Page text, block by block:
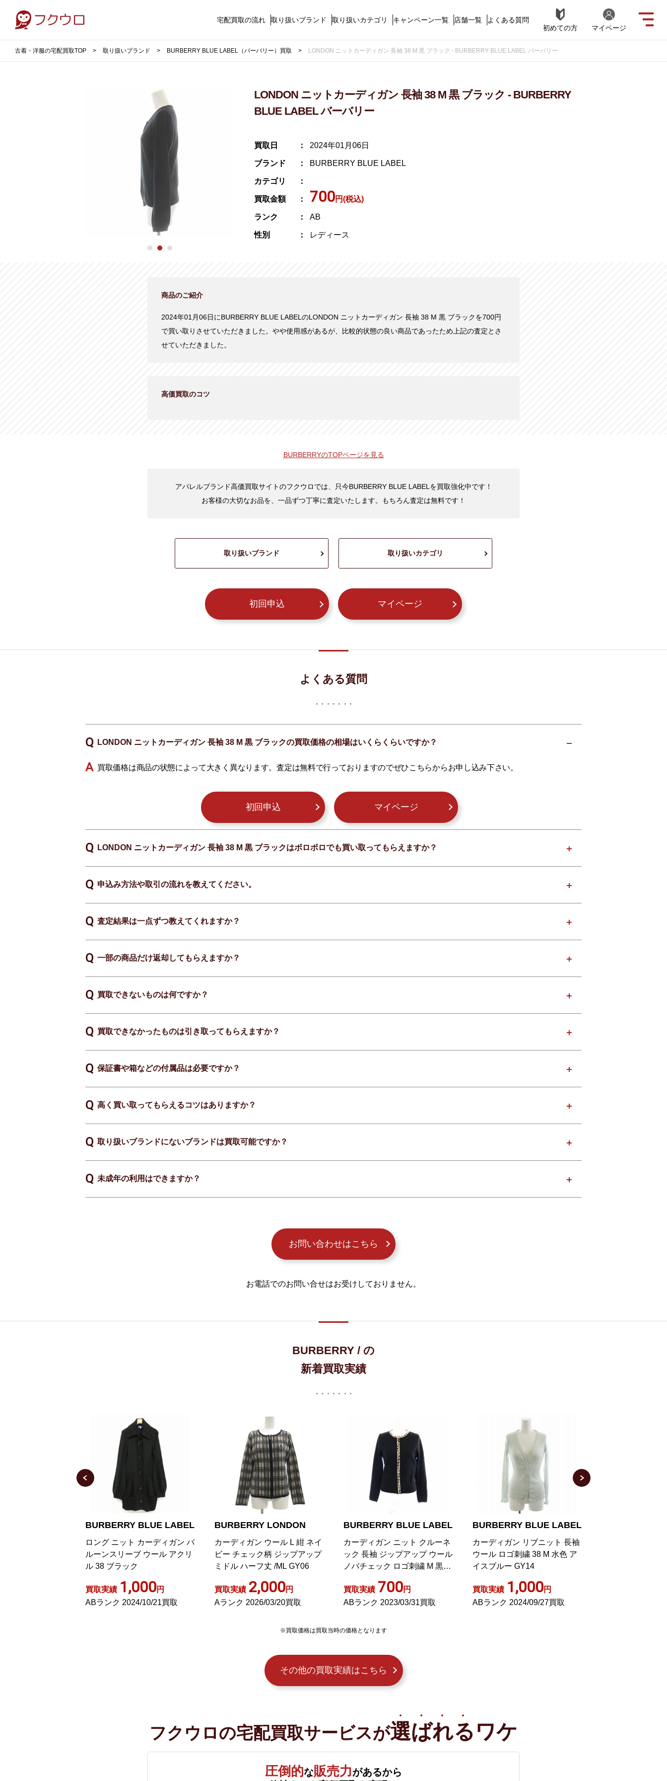
宅配買取の流れ 取り扱いブランド 取り扱いカテゴリ キャンペーン一覧 店舗一覧
よくある質問
初めての方
マイページ
古着・洋服の宅配買取TOP 取り扱いブランド BURBERRY BLUE LABEL（バーバリー）買取 LONDON ニットカーディガン 長袖 38 M 黒 ブラック - BURBERRY BLUE LABEL バーバリー
LONDON ニットカーディガン 長袖 38 M 黒 ブラック - BURBERRY
BLUE LABEL バーバリー
買取日 2024年01月06日
ブランド BURBERRY BLUE LABEL
カテゴリ
買取金額 700円(税込)
ランク AB
性別 レディース
商品のご紹介
2024年01月06日にBURBERRY BLUE LABELのLONDON ニットカーディガン 長袖 38 M 黒 ブラックを700円
で買い取りさせていただきました。やや使用感があるが、比較的状態の良い商品であったため上記の査定とさ
せていただきました。
高価買取のコツ
BURBERRYのTOPページを見る
アパレルブランド高価買取サイトのフクウロでは、只今BURBERRY BLUE LABELを買取強化中です！
お客様の大切なお品を、一品ずつ丁寧に査定いたします。もちろん査定は無料です！
取り扱いブランド 取り扱いカテゴリ
初回申込 マイページ
よくある質問
LONDON ニットカーディガン 長袖 38 M 黒 ブラックの買取価格の相場はいくらくらいですか？
買取価格は商品の状態によって大きく異なります。査定は無料で行っておりますのでぜひこちらからお申し込み下さい。
初回申込 マイページ
LONDON ニットカーディガン 長袖 38 M 黒 ブラックはボロボロでも買い取ってもらえますか？
申込み方法や取引の流れを教えてください。
査定結果は一点ずつ教えてくれますか？
一部の商品だけ返却してもらえますか？
買取できないものは何ですか？
買取できなかったものは引き取ってもらえますか？
保証書や箱などの付属品は必要ですか？
高く買い取ってもらえるコツはありますか？
取り扱いブランドにないブランドは買取可能ですか？
未成年の利用はできますか？
お問い合わせはこちら
お電話でのお問い合せはお受けしておりません。
BURBERRY / の
新着買取実績
BURBERRY BLUE LABEL
ロング ニット カーディガン バ
ルーンスリーブ ウール アクリ
ル 38 ブラック
買取実績 1,000円
ABランク 2024/10/21買取
BURBERRY LONDON
カーディガン ウール L 紺 ネイ
ビー チェック柄 ジップアップ
ミドル ハーフ丈 /ML GY06
買取実績 2,000円
Aランク 2026/03/20買取
BURBERRY BLUE LABEL
カーディガン ニット クルーネ
ック 長袖 ジップアップ ウール
ノバチェック ロゴ刺繍 M 黒
買取実績 700円
ABランク 2023/03/31買取
BURBERRY BLUE LABEL
カーディガン リブニット 長袖
ウール ロゴ刺繍 38 M 水色 ア
イスブルー GY14
買取実績 1,000円
ABランク 2024/09/27買取
※買取価格は買取当時の価格となります
その他の買取実績はこちら
フクウロの宅配買取サービスが選ばれるワケ
圧倒的な販売力があるから